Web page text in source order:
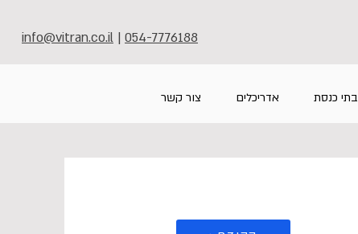
info@vitran.co.il | 054-7776188
בתי כנסת אדריכלים צור קשר